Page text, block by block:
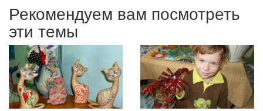
Рекомендуем вам посмотреть
эти темы